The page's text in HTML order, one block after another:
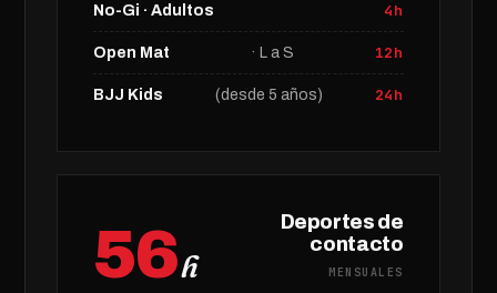
No-Gi · Adultos 4h
Open Mat · L a S 12h
BJJ Kids (desde 5 años) 24h
56h
Deportes de
contacto
MENSUALES